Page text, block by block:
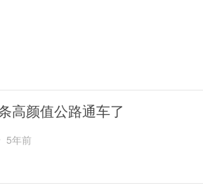
高颜值公路通车了
5年前